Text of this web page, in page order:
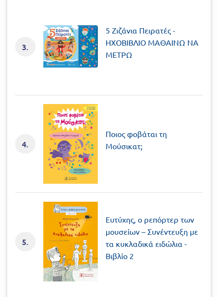
3.
5 Ζιζάνια Πειρατές -
ΗΧΟΒΙΒΛΙΟ ΜΑΘΑΙΝΩ ΝΑ
ΜΕΤΡΩ
4.
Ποιος φοβάται τη
Μούσικατ;
5.
Ευτύχης, ο ρεπόρτερ των
μουσείων – Συνέντευξη με
τα κυκλαδικά ειδώλια -
Βιβλίο 2